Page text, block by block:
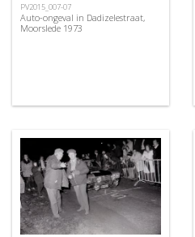
PV2015_007-07
Auto-ongeval in Dadizelestraat,
Moorslede 1973